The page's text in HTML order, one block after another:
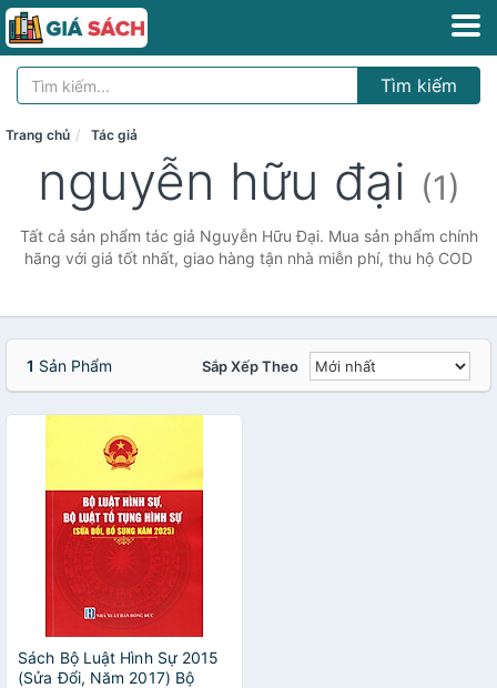
Tìm kiếm
Trang chủ Tác giả
nguyễn hữu đại (1)
Tất cả sản phẩm tác giả Nguyễn Hữu Đại. Mua sản phẩm chính
hãng với giá tốt nhất, giao hàng tận nhà miễn phí, thu hộ COD
1 Sản Phẩm Sắp Xếp Theo
Sách Bộ Luật Hình Sự 2015
(Sửa Đổi, Năm 2017) Bộ